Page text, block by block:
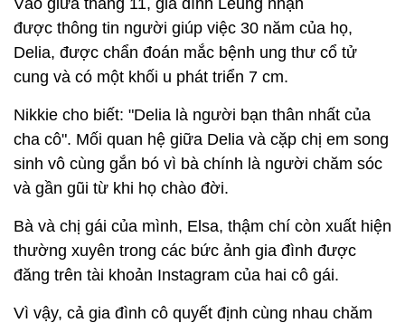
Vào giữa tháng 11, gia đình Leung nhận
được thông tin người giúp việc 30 năm của họ,
Delia, được chẩn đoán mắc bệnh ung thư cổ tử
cung và có một khối u phát triển 7 cm.
Nikkie cho biết: "Delia là người bạn thân nhất của
cha cô". Mối quan hệ giữa Delia và cặp chị em song
sinh vô cùng gắn bó vì bà chính là người chăm sóc
và gần gũi từ khi họ chào đời.
Bà và chị gái của mình, Elsa, thậm chí còn xuất hiện
thường xuyên trong các bức ảnh gia đình được
đăng trên tài khoản Instagram của hai cô gái.
Vì vậy, cả gia đình cô quyết định cùng nhau chăm